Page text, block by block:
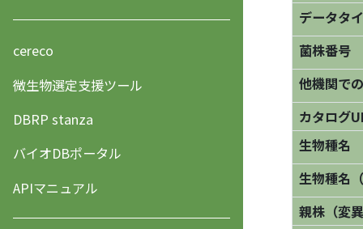
cereco
微生物選定支援ツール
DBRP stanza
バイオDBポータル
APIマニュアル
データタ
菌株番号
他機関で
カタログ
生物種名
生物種名
親株（変